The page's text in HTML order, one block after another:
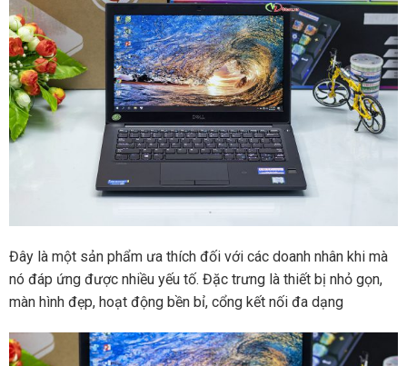
Đây là một sản phẩm ưa thích đối với các doanh nhân khi mà
nó đáp ứng được nhiều yếu tố. Đặc trưng là thiết bị nhỏ gọn,
màn hình đẹp, hoạt động bền bỉ, cổng kết nối đa dạng